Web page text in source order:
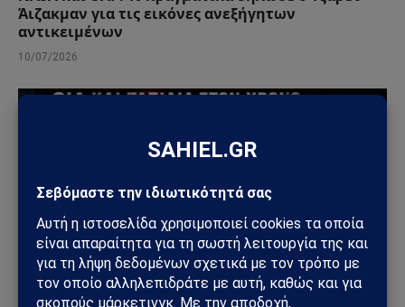
Άιζακμαν για τις εικόνες ανεξήγητων
αντικειμένων
10/07/2026